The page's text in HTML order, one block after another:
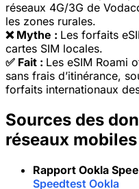
réseaux 4G/3G de
les zones rurales.
❌ Mythe : Les forfaits
cartes SIM locales.
✅ Fait : Les eSIM Roami
sans frais d’itinérance,
forfaits internationaux
Sources des
réseaux
Rapport Ookla
Speedtest Ookla